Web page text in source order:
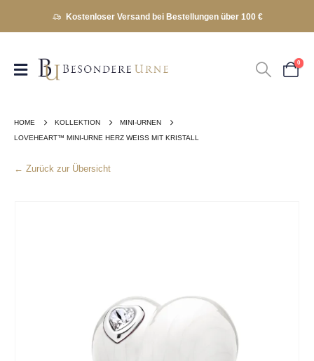
Kostenloser Versand bei Bestellungen über 100 €
0
HOME KOLLEKTION
MINI-URNEN
LOVEHEART™ MINI-URNE HERZ WEISS MIT KRISTALL
← Zurück zur Übersicht